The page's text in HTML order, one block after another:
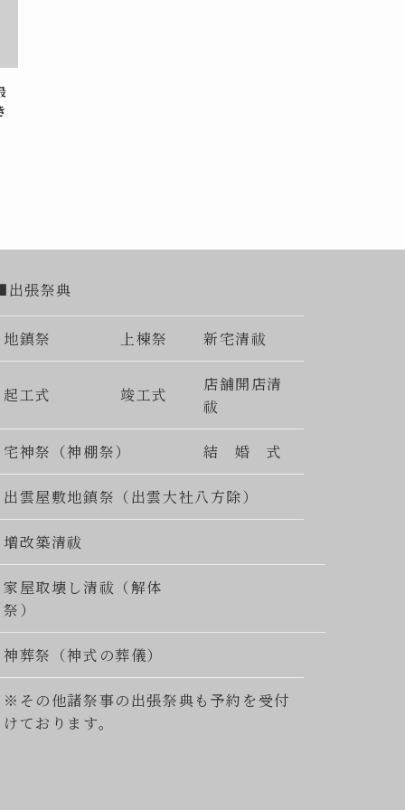
張祭典
地鎮祭 上棟祭 新宅清祓
起工式 竣工式
店舗開店清
祓
宅神祭（神棚祭） 結 婚 式
出雲屋敷地鎮祭（出雲大社八方除）
増改築清祓
家屋取壊し清祓（解体
祭）
神葬祭（神式の葬儀）
※その他諸祭事の出張祭典も予約を受付
けております。